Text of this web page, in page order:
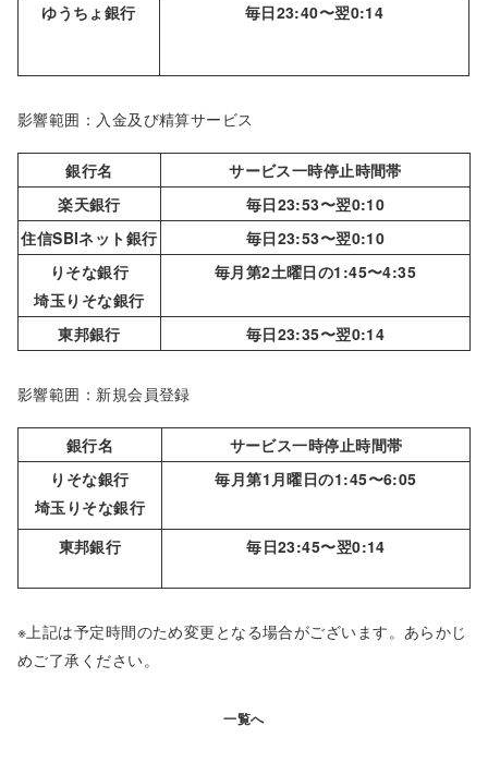
ゆうちょ銀行 毎日23:40〜翌0:14
影響範囲：入金及び精算サービス
銀行名
サービス一時停止時間帯
楽天銀行
毎日23:53〜翌0:10
住信SBIネット銀行
毎日23:53〜翌0:10
りそな銀行
埼玉りそな銀行
毎月第2土曜日の1:45〜4:35
東邦銀行 毎日23:35〜翌0:14
影響範囲：新規会員登録
銀行名
サービス一時停止時間帯
りそな銀行
埼玉りそな銀行
毎月第1月曜日の1:45〜6:05
東邦銀行 毎日23:45〜翌0:14
※上記は予定時間のため変更となる場合がございます。あらかじ
めご了承ください。
一覧へ